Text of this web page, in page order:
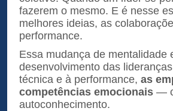
fazerem o mesmo. E é nesse
melhores ideias, as
performance.
Essa mudança de mentalidade
desenvolvimento das
técnica e à performance, as
competências emocionais —
autoconhecimento.